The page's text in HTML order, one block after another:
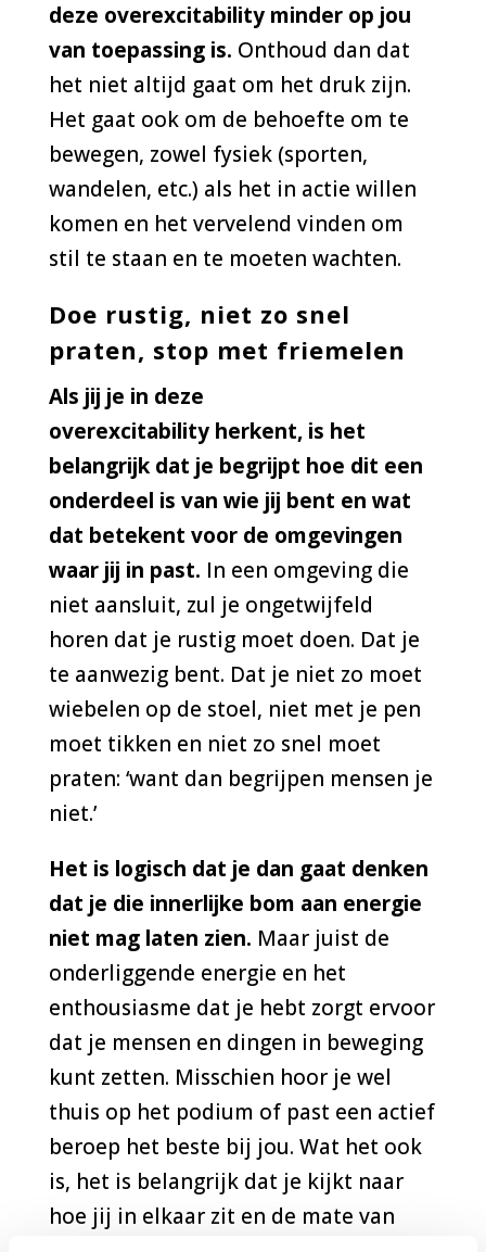
deze overexcitabilityminder op jou
van toepassing is. Onthoud dan dat
het niet altijd gaat om het druk zijn.
Het gaat ook om de behoefte om te
bewegen, zowel fysiek (sporten,
wandelen, etc.) als het in actie willen
komen en het vervelend vinden om
stil te staan en te moeten wachten.
Doe rustig, niet zo snel
praten, stop met friemelen
Als jij je in deze
overexcitability herkent, is het
belangrijk dat je begrijpt hoe dit een
onderdeel is van wie jij bent en wat
dat betekent voor de omgevingen
waar jij in past. In een omgeving die
niet aansluit, zul je ongetwijfeld
horen dat je rustig moet doen. Dat je
te aanwezig bent. Dat je niet zo moet
wiebelen op de stoel, niet met je pen
moet tikken en niet zo snel moet
praten: ‘want dan begrijpen mensen je
niet.’
Het is logisch dat je dan gaat denken
dat je die innerlijke bom aan energie
niet mag laten zien. Maar juist de
onderliggende energie en het
enthousiasme dat je hebt zorgt ervoor
dat je mensen en dingen in beweging
kunt zetten. Misschien hoor je wel
thuis op het podium of past een actief
beroep het beste bij jou. Wat het ook
is, het is belangrijk dat je kijkt naar
hoe jij in elkaar zit en de mate van